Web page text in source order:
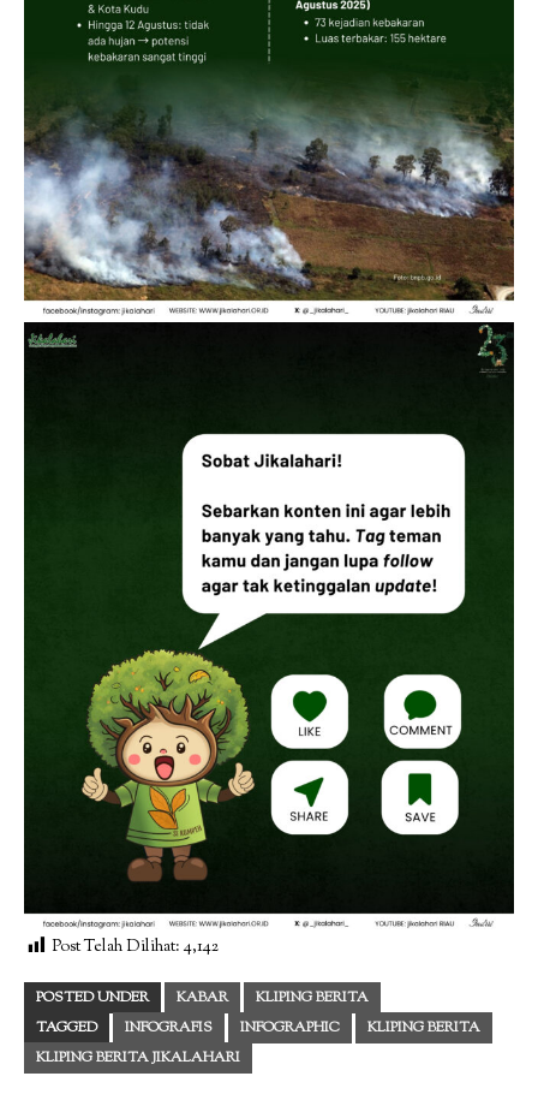
Post Telah Dilihat: 4,142
POSTED UNDER KABAR
KLIPING BERITA
TAGGED
INFOGRAFIS INFOGRAPHIC
KLIPING BERITA
KLIPING BERITA JIKALAHARI